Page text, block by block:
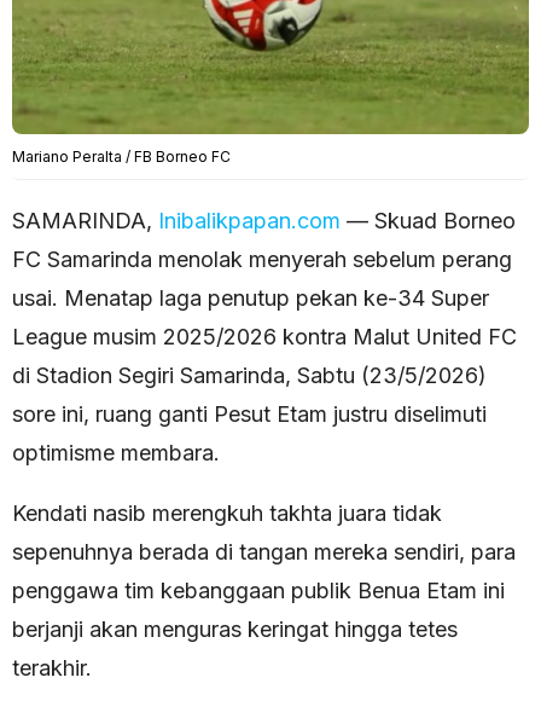
Mariano Peralta / FB Borneo FC
SAMARINDA, Inibalikpapan.com — Skuad Borneo
FC Samarinda menolak menyerah sebelum perang
usai. Menatap laga penutup pekan ke-34 Super
League musim 2025/2026 kontra Malut United FC
di Stadion Segiri Samarinda, Sabtu (23/5/2026)
sore ini, ruang ganti Pesut Etam justru diselimuti
optimisme membara.
Kendati nasib merengkuh takhta juara tidak
sepenuhnya berada di tangan mereka sendiri, para
penggawa tim kebanggaan publik Benua Etam ini
berjanji akan menguras keringat hingga tetes
terakhir.